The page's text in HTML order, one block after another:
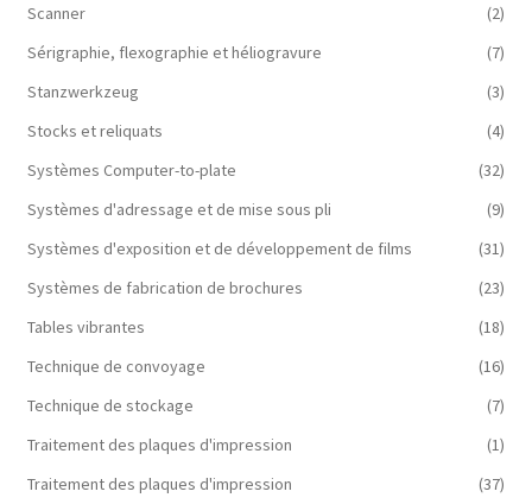
Scanner
(2)
Sérigraphie, flexographie et héliogravure
(7)
Stanzwerkzeug
(3)
Stocks et reliquats
(4)
Systèmes Computer-to-plate
(32)
Systèmes d'adressage et de mise sous pli
(9)
Systèmes d'exposition et de développement de films
(31)
Systèmes de fabrication de brochures
(23)
Tables vibrantes
(18)
Technique de convoyage
(16)
Technique de stockage
(7)
Traitement des plaques d'impression
(1)
Traitement des plaques d'impression
(37)